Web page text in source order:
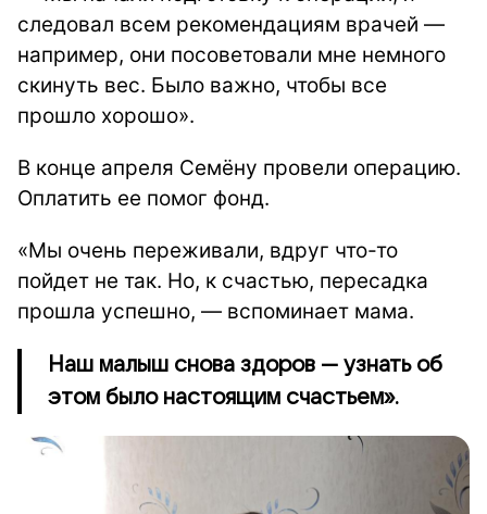
следовал всем рекомендациям врачей —
например, они посоветовали мне немного
скинуть вес. Было важно, чтобы все
прошло хорошо».
В конце апреля Семёну провели операцию.
Оплатить ее помог фонд.
«Мы очень переживали, вдруг что-то
пойдет не так. Но, к счастью, пересадка
прошла успешно, — вспоминает мама.
Наш малыш снова здоров — узнать об
этом было настоящим счастьем».